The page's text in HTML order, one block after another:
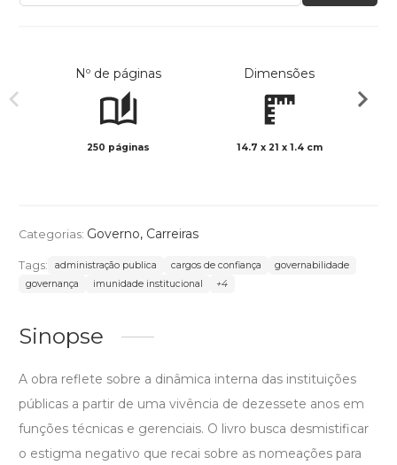
Nº de páginas
250 páginas
Dimensões
14.7 x 21 x 1.4 cm
Categorias: Governo, Carreiras
Tags: administração publica cargos de confiança
governabilidade
governança
imunidade institucional +4
Sinopse
A obra reflete sobre a dinâmica interna das instituições
públicas a partir de uma vivência de dezessete anos em
funções técnicas e gerenciais. O livro busca desmistificar
o estigma negativo que recai sobre as nomeações para